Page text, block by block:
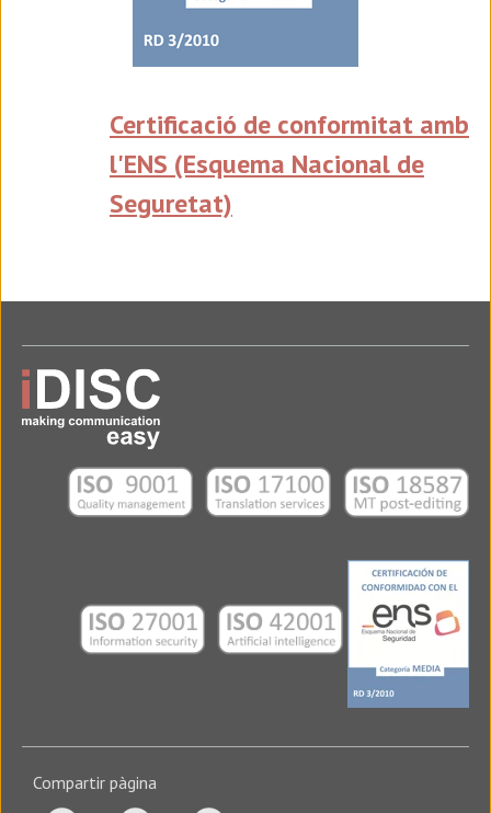
Certificació de conformitat amb
l'ENS (Esquema Nacional de
Seguretat)
Compartir pàgina